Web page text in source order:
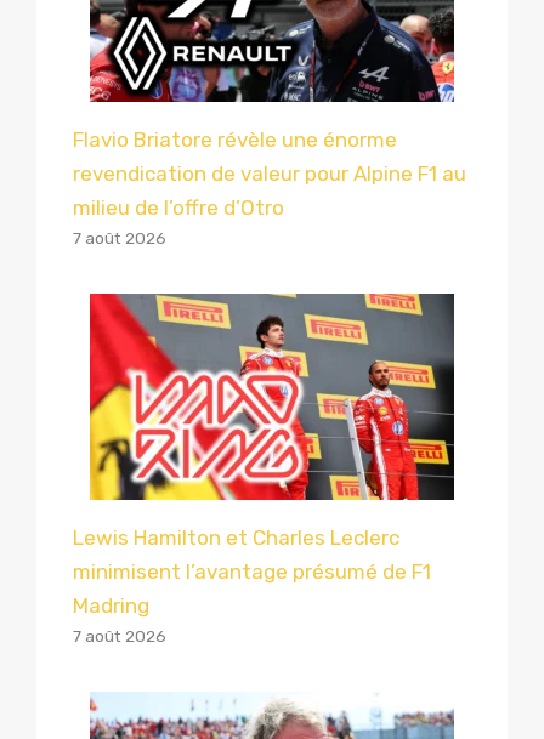
Flavio Briatore révèle une énorme
revendication de valeur pour Alpine F1 au
milieu de l’offre d’Otro
7 août 2026
Lewis Hamilton et Charles Leclerc
minimisent l’avantage présumé de F1
Madring
7 août 2026